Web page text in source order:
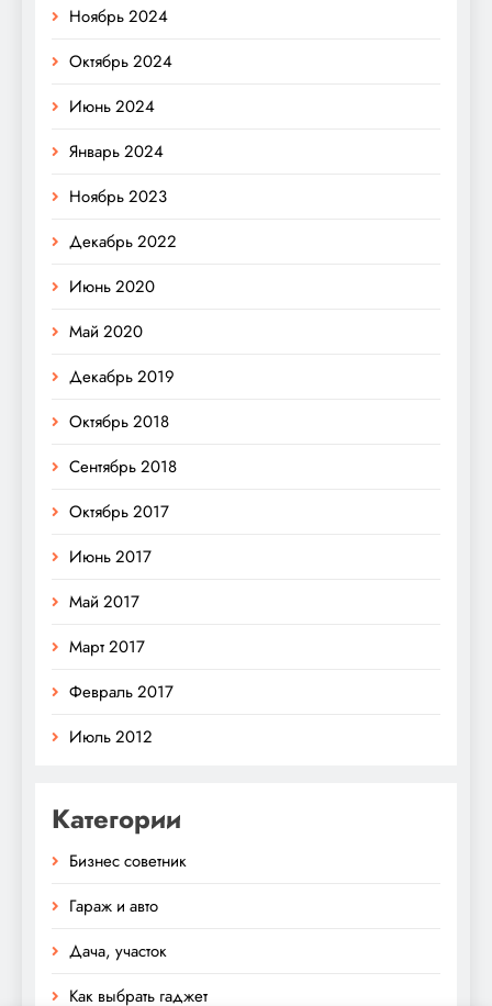
Ноябрь 2024
Октябрь 2024
Июнь 2024
Январь 2024
Ноябрь 2023
Декабрь 2022
Июнь 2020
Май 2020
Декабрь 2019
Октябрь 2018
Сентябрь 2018
Октябрь 2017
Июнь 2017
Май 2017
Март 2017
Февраль 2017
Июль 2012
Категории
Бизнес советник
Гараж и авто
Дача, участок
Как выбрать гаджет